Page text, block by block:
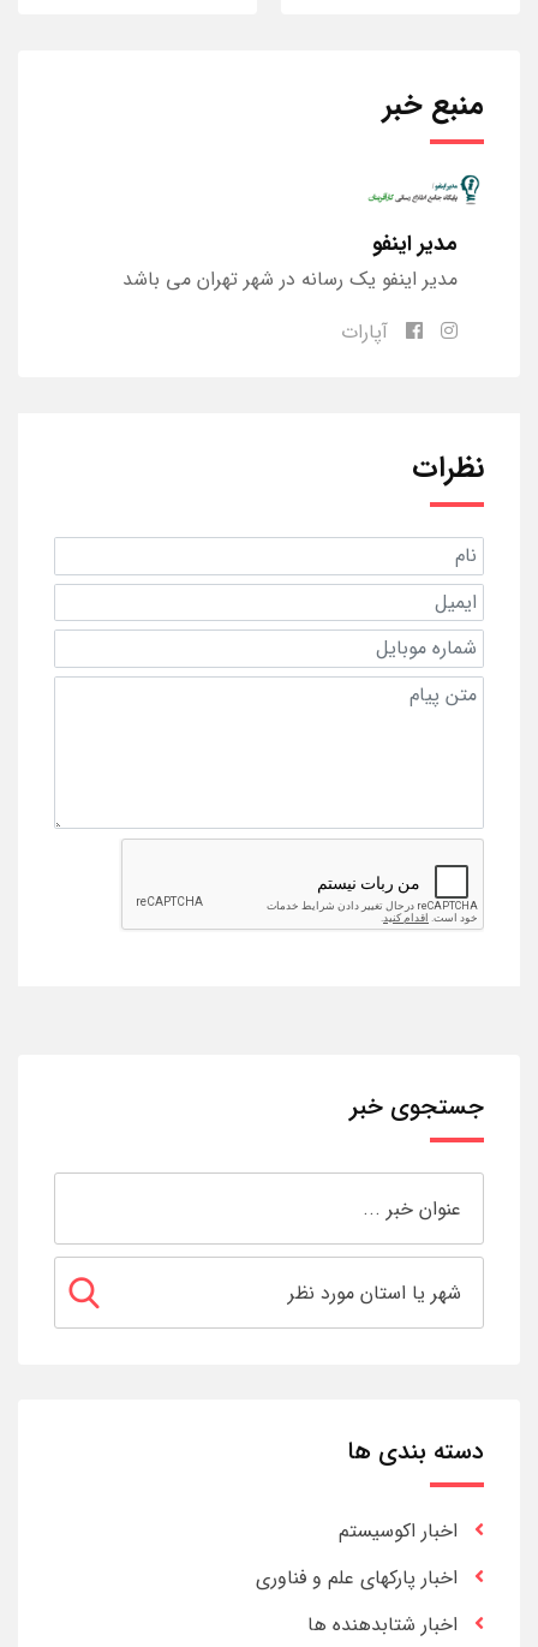
منبع خبر
مدیر اینفو
مدیر اینفو یک رسانه در شهر تهران می باشد
آپارات
نظرات
جستجوی خبر
دسته بندی ها
اخبار اکوسیستم
اخبار پارکهای علم و فناوری
اخبار شتابدهنده ها